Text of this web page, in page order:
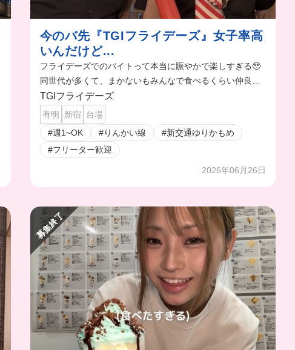
今のバ先『TGIフライデーズ』女子率高
いんだけど...
フライデーズでのバイトって本当に賑やかで楽しすぎる🥹
同世代が多くて、まかないもみんなで食べるくらい仲良し
🫶🏻❤️‍🔥
TGIフライデーズ
有明 新宿
台場
#週1~OK
#りんかい線
#新交通ゆりかもめ
#フリーター歓迎
2026年06月26日
募集終了